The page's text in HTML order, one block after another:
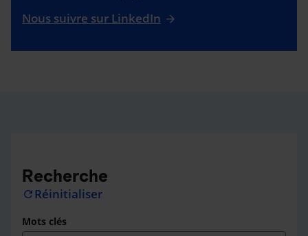
Nous suivre sur LinkedIn
Recherche
refresh Réinitialiser
Mots clés